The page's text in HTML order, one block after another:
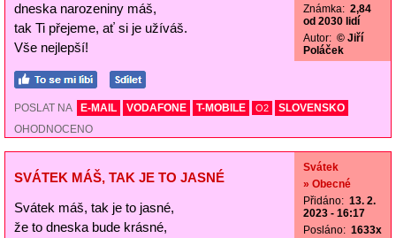
dneska narozeniny máš,
tak Ti přejeme, ať si je užíváš.
Vše nejlepší!
Známka: 2,84
od 2030 lidí
Autor: © Jiří
Poláček
POSLAT NA E-MAIL VODAFONE T-MOBILE O2
SLOVENSKO
OHODNOCENO
SVÁTEK MÁŠ, TAK JE TO JASNÉ
Svátek máš, tak je to jasné,
že to dneska bude krásné,
Svátek
» Obecné
Přidáno: 13. 2.
2023 - 16:17
Posláno: 1633x